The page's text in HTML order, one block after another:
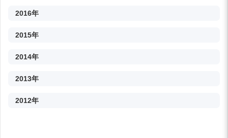
2016年
2015年
2014年
2013年
2012年